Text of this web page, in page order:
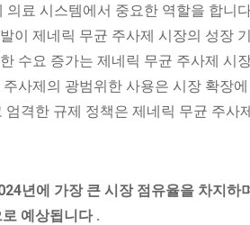
의료 시스템에서 중요한 역할을 합니
이 제네릭 무균 주사제 시장의 성장
수요 증가는 제네릭 무균 주사제 시
사제의 광범위한 사용은 시장 확장
엄격한 규제 정책은 제네릭 무균 주사
년에 가장 큰 시장 점유율을 차지
예상됩니다 .